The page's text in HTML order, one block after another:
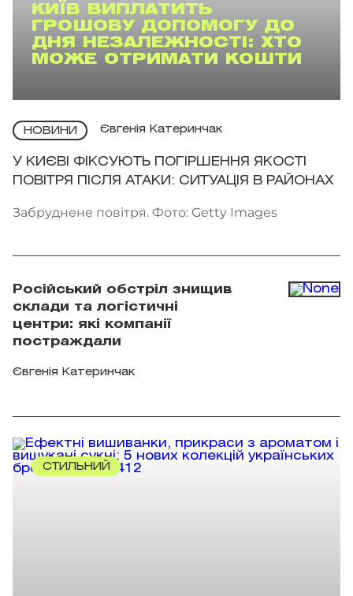
КИЇВ ВИПЛАТИТЬ
ГРОШОВУ ДОПОМОГУ ДО
ДНЯ НЕЗАЛЕЖНОСТІ: ХТО
МОЖЕ ОТРИМАТИ КОШТИ
НОВИНИ Євгенія Катеринчак
У КИЄВІ ФІКСУЮТЬ ПОГІРШЕННЯ ЯКОСТІ
ПОВІТРЯ ПІСЛЯ АТАКИ: СИТУАЦІЯ В РАЙОНАХ
Забруднене повітря. Фото: Getty Images
Російський обстріл знищив
склади та логістичні
центри: які компанії
постраждали
Євгенія Катеринчак
СТИЛЬНИЙ